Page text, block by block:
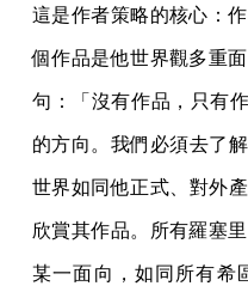
這是作者策略的核心：
個作品是他世界觀多重
句：「沒有作品，只有
的方向。我們必須去了
世界如同他正式、對外
欣賞其作品。所有羅塞
某一面向，如同所有希